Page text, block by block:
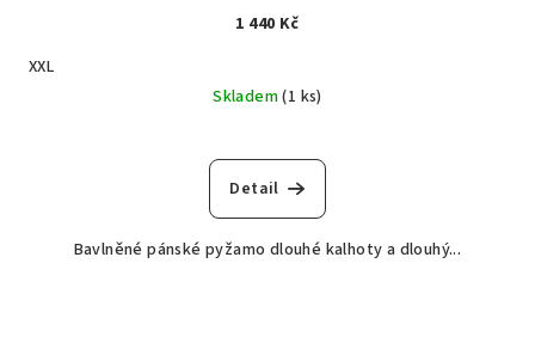
1 440 Kč
XXL
Skladem(1 ks)
Detail
Bavlněné pánské pyžamo dlouhé kalhoty a dlouhý...